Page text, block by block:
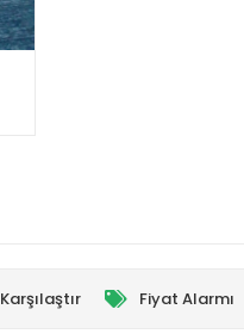
Karşılaştır Fiyat Alarmı